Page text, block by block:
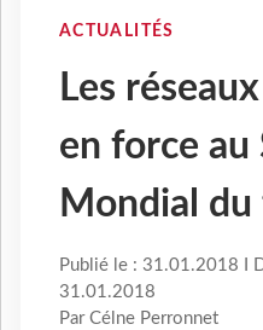
ACTUALITÉS
Les
en force au
Mondial
Publié le : 31.01.2018 I
31.01.2018
Par Célne Perronnet